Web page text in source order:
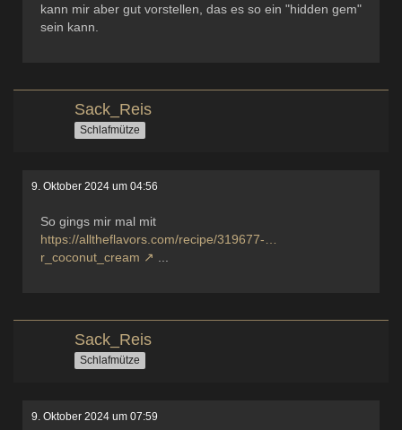
kann mir aber gut vorstellen, das es so ein "hidden gem"
sein kann.
Sack_Reis
Schlafmütze
9. Oktober 2024 um 04:56
So gings mir mal mit
https://alltheflavors.com/recipe/319677-…
r_coconut_cream
Sack_Reis
Schlafmütze
9. Oktober 2024 um 07:59